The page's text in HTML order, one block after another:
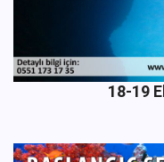
18-19